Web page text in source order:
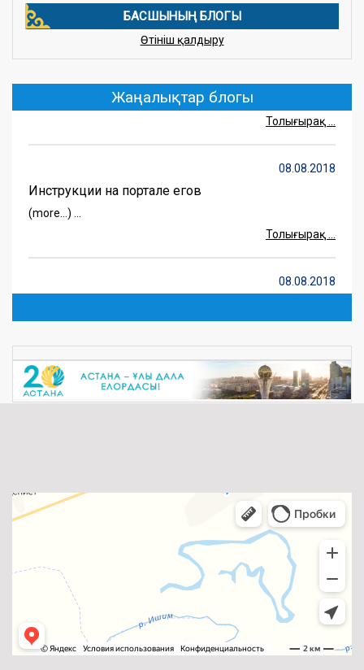
БАСШЫНЫҢ БЛОГЫ
Өтініш қалдыру
Жаңалықтар блогы
Толығырақ ...
08.08.2018
Инструкции на портале егов
(more…) ...
Толығырақ ...
08.08.2018
Lorem Ipsum is simply
Lorem Ipsum is simply dummy text of the printing and
standard dummy text ever since the 1500s, when an
unknown printer took a galley of type a ...
Толығырақ ...
standard dummy text ever since the 1500s, when an
unknown printer took a galley of type a ...
Толығырақ ...